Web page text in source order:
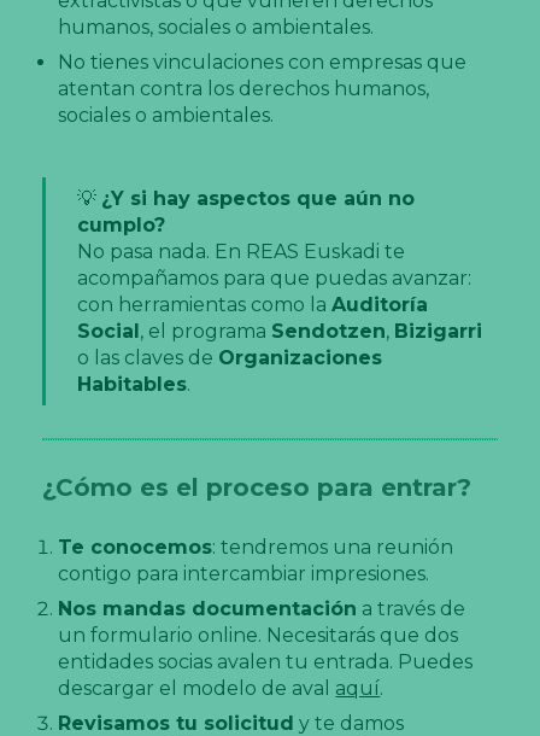
humanos, sociales o ambientales.
No tienes vinculaciones con empresas que
atentan contra los derechos humanos,
sociales o ambientales.
💡 ¿Y si hay aspectos que aún no
cumplo?
No pasa nada. En REAS Euskadi te
acompañamos para que puedas avanzar:
con herramientas como laAuditoría
Social, el programa Sendotzen, Bizigarri
o las claves de Organizaciones
Habitables.
¿Cómo es el proceso para entrar?
Te conocemos: tendremos una reunión
contigo para intercambiar impresiones.
Nos mandas documentación a través de
un formulario online. Necesitarás que dos
entidades socias avalen tu entrada. Puedes
descargar el modelo de aval aquí.
Revisamos tu solicitud y te damos